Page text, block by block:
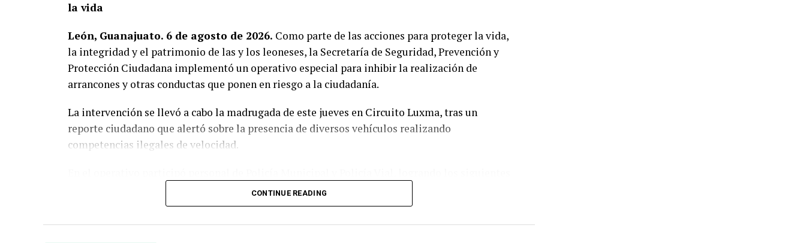
la vida
León, Guanajuato. 6 de agosto de 2026. Como parte de las acciones para proteger la vida,
la integridad y el patrimonio de las y los leoneses, la Secretaría de Seguridad, Prevención y
Protección Ciudadana implementó un operativo especial para inhibir la realización de
arrancones y otras conductas que ponen en riesgo a la ciudadanía.
La intervención se llevó a cabo la madrugada de este jueves en Circuito Luxma, tras un
reporte ciudadano que alertó sobre la presencia de diversos vehículos realizando
competencias ilegales de velocidad.
•⁠ ⁠18 vehículos a pensión.
•⁠ ⁠3 motocicletas a pensión.
CONTINUE READING